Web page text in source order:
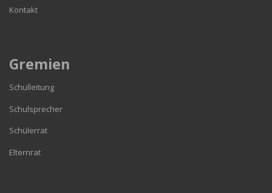
Kontakt
Gremien
Schulleitung
Schulsprecher
Schülerrat
Elternrat